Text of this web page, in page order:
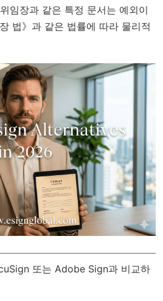
임장과 같은 특정 문서는 예외이
법》과 같은 법률에 따라 물리적
또는 Adobe Sign과 비교하